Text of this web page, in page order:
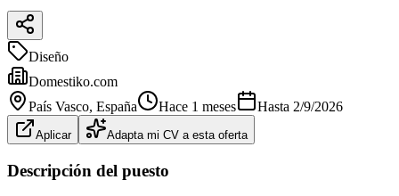
Diseño
Domestiko.com
País Vasco, España Hace 1 meses Hasta 2/9/2026
Aplicar Adapta mi CV a esta oferta
Descripción del puesto